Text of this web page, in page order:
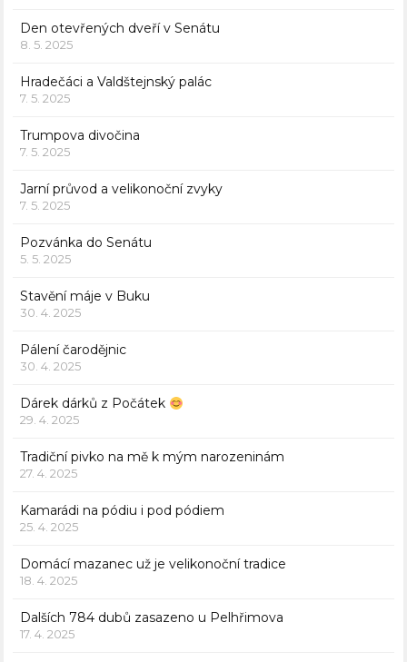
Den otevřených dveří v Senátu
8. 5. 2025
Hradečáci a Valdštejnský palác
7. 5. 2025
Trumpova divočina
7. 5. 2025
Jarní průvod a velikonoční zvyky
7. 5. 2025
Pozvánka do Senátu
5. 5. 2025
Stavění máje v Buku
30. 4. 2025
Pálení čarodějnic
30. 4. 2025
Dárek dárků z Počátek
29. 4. 2025
Tradiční pivko na mě k mým narozeninám
27. 4. 2025
Kamarádi na pódiu i pod pódiem
25. 4. 2025
Domácí mazanec už je velikonoční tradice
18. 4. 2025
Dalších 784 dubů zasazeno u Pelhřimova
17. 4. 2025